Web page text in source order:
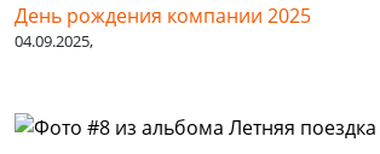
День рождения компании 2025
04.09.2025,